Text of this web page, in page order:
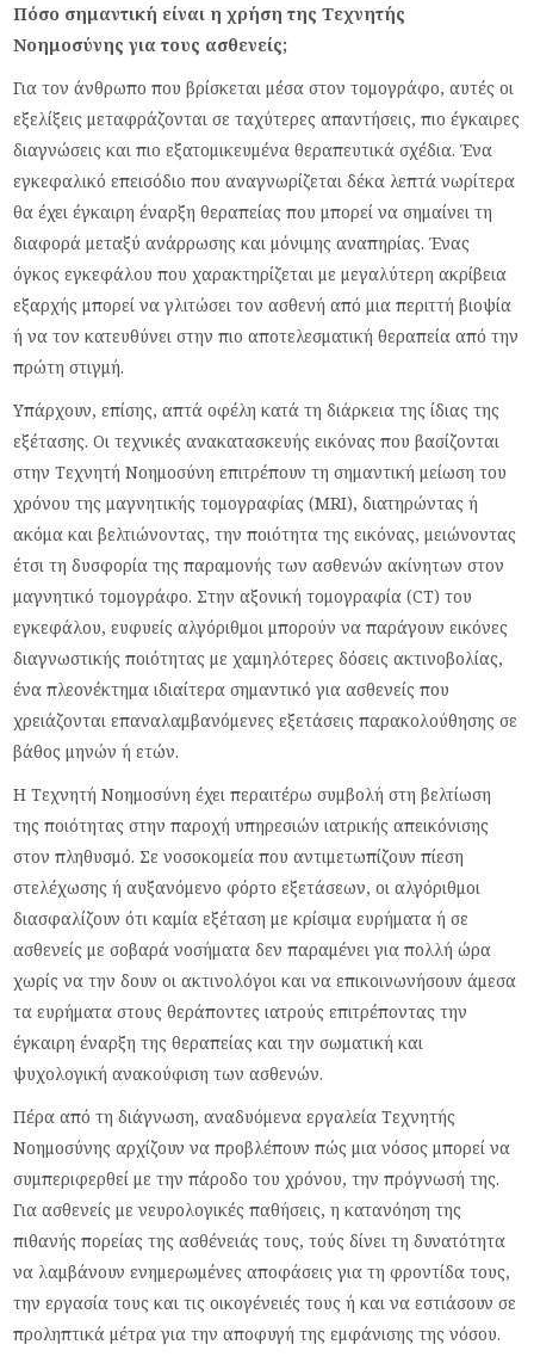
Πόσο σημαντική είναι η χρήση της Τεχνητής
Νοημοσύνης για τους ασθενείς;
Για τον άνθρωπο που βρίσκεται μέσα στον τομογράφο, αυτές οι
εξελίξεις μεταφράζονται σε ταχύτερες απαντήσεις, πιο έγκαιρες
διαγνώσεις και πιο εξατομικευμένα θεραπευτικά σχέδια. Ένα
εγκεφαλικό επεισόδιο που αναγνωρίζεται δέκα λεπτά νωρίτερα
θα έχει έγκαιρη έναρξη θεραπείας που μπορεί να σημαίνει τη
διαφορά μεταξύ ανάρρωσης και μόνιμης αναπηρίας. Ένας
όγκος εγκεφάλου που χαρακτηρίζεται με μεγαλύτερη ακρίβεια
εξαρχής μπορεί να γλιτώσει τον ασθενή από μια περιττή βιοψία
ή να τον κατευθύνει στην πιο αποτελεσματική θεραπεία από την
πρώτη στιγμή.
Υπάρχουν, επίσης, απτά οφέλη κατά τη διάρκεια της ίδιας της
εξέτασης. Οι τεχνικές ανακατασκευής εικόνας που βασίζονται
στην Τεχνητή Νοημοσύνη επιτρέπουν τη σημαντική μείωση του
χρόνου της μαγνητικής τομογραφίας (MRI), διατηρώντας ή
ακόμα και βελτιώνοντας, την ποιότητα της εικόνας, μειώνοντας
έτσι τη δυσφορία της παραμονής των ασθενών ακίνητων στον
μαγνητικό τομογράφο. Στην αξονική τομογραφία (CT) του
εγκεφάλου, ευφυείς αλγόριθμοι μπορούν να παράγουν εικόνες
διαγνωστικής ποιότητας με χαμηλότερες δόσεις ακτινοβολίας,
ένα πλεονέκτημα ιδιαίτερα σημαντικό για ασθενείς που
χρειάζονται επαναλαμβανόμενες εξετάσεις παρακολούθησης σε
βάθος μηνών ή ετών.
Η Τεχνητή Νοημοσύνη έχει περαιτέρω συμβολή στη βελτίωση
της ποιότητας στην παροχή υπηρεσιών ιατρικής απεικόνισης
στον πληθυσμό. Σε νοσοκομεία που αντιμετωπίζουν πίεση
στελέχωσης ή αυξανόμενο φόρτο εξετάσεων, οι αλγόριθμοι
διασφαλίζουν ότι καμία εξέταση με κρίσιμα ευρήματα ή σε
ασθενείς με σοβαρά νοσήματα δεν παραμένει για πολλή ώρα
χωρίς να την δουν οι ακτινολόγοι και να επικοινωνήσουν άμεσα
τα ευρήματα στους θεράποντες ιατρούς επιτρέποντας την
έγκαιρη έναρξη της θεραπείας και την σωματική και
ψυχολογική ανακούφιση των ασθενών.
Πέρα από τη διάγνωση, αναδυόμενα εργαλεία Τεχνητής
Νοημοσύνης αρχίζουν να προβλέπουν πώς μια νόσος μπορεί να
συμπεριφερθεί με την πάροδο του χρόνου, την πρόγνωσή της.
Για ασθενείς με νευρολογικές παθήσεις, η κατανόηση της
πιθανής πορείας της ασθένειάς τους, τούς δίνει τη δυνατότητα
να λαμβάνουν ενημερωμένες αποφάσεις για τη φροντίδα τους,
την εργασία τους και τις οικογένειές τους ή και να εστιάσουν σε
προληπτικά μέτρα για την αποφυγή της εμφάνισης της νόσου.